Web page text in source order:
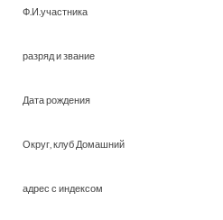
Ф.И.участника
разряд и звание
Дата рождения
Округ, клуб Домашний
адрес с индексом